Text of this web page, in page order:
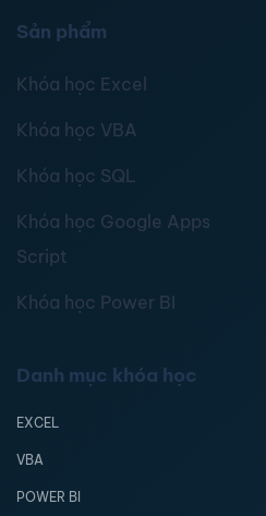
Sản phẩm
Khóa học Excel
Khóa học VBA
Khóa học SQL
Khóa học Google Apps
Script
Khóa học Power BI
Danh mục khóa học
EXCEL
VBA
POWER BI